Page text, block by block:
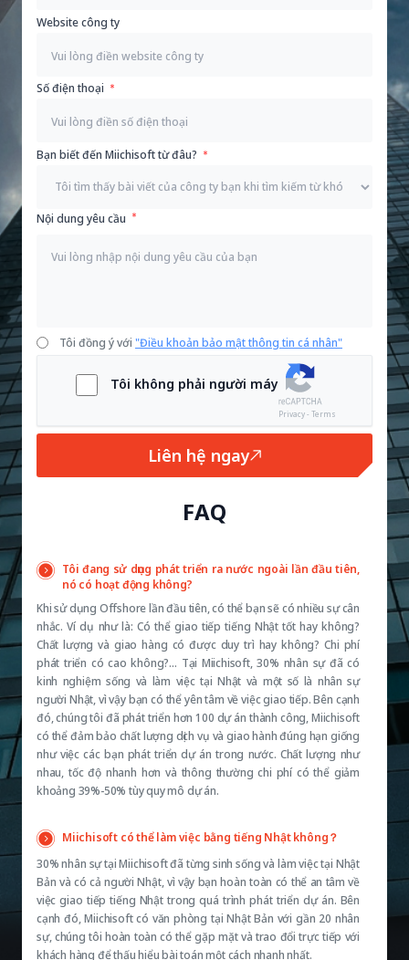
Website công ty
Số điện thoại
Bạn biết đến Miichisoft từ đâu?
Nội dung yêu cầu
Tôi đồng ý với "Điều khoản bảo mật thông tin cá nhân"
Tôi không phải người máy
Privacy - Terms
Liên hệ ngay
FAQ
Tôi đang sử dụng phát triển ra nước ngoài lần đầu tiên,
nó có hoạt động không?
Khi sử dụng Offshore lần đầu tiên, có thể bạn sẽ có nhiều sự cân
nhắc. Ví dụ như là: Có thể giao tiếp tiếng Nhật tốt hay không?
Chất lượng và giao hàng có được duy trì hay không? Chi phí
phát triển có cao không?… Tại Miichisoft, 30% nhân sự đã có
kinh nghiệm sống và làm việc tại Nhật và một số là nhân sự
người Nhật, vì vậy bạn có thể yên tâm về việc giao tiếp. Bên cạnh
đó, chúng tôi đã phát triển hơn 100 dự án thành công, Miichisoft
có thể đảm bảo chất lượng dịch vụ và giao hành đúng hạn giống
như việc các bạn phát triển dự án trong nước. Chất lượng như
nhau, tốc độ nhanh hơn và thông thường chi phí có thể giảm
khoảng 39%-50% tùy quy mô dự án.
Miichisoft có thể làm việc bằng tiếng Nhật không？
30% nhân sự tại Miichisoft đã từng sinh sống và làm việc tại Nhật
Bản và có cả người Nhật, vì vậy bạn hoàn toàn có thể an tâm về
việc giao tiếp tiếng Nhật trong quá trình phát triển dự án. Bên
cạnh đó, Miichisoft có văn phòng tại Nhật Bản với gần 20 nhân
sự, chúng tôi hoàn toàn có thể gặp mặt và trao đổi trực tiếp với
khách hàng để thấu hiểu bài toán một cách nhanh nhất.